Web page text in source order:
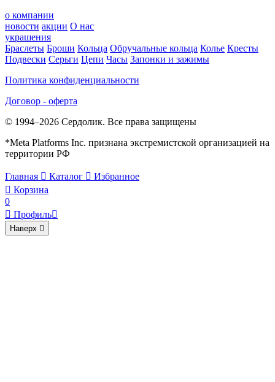
о компании
новости акции О нас
украшения
Браслеты Броши Кольца Обручальные кольца Колье Кресты
Подвески Серьги Цепи Часы Запонки и зажимы
Политика конфиденциальности
Договор - оферта
© 1994–2026 Сердолик. Все права защищены
*Meta Platforms Inc. признана экстремистской организацией на
территории РФ
Главная  Каталог  Избранное
 Корзина
0
 Профиль
Наверх 